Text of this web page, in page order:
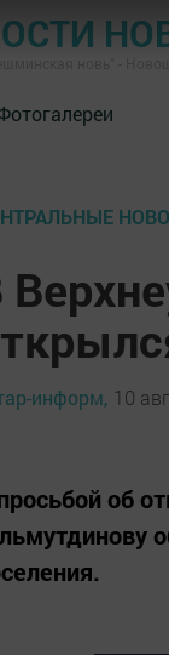
информ, 10
об